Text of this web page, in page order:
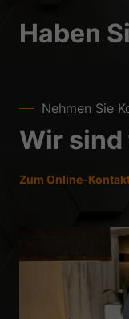
Haben
Nehmen Sie
Wir sind
Zum Online-